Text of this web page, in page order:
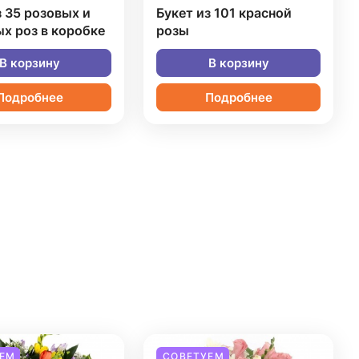
35 розовых и
роз в коробке
корзину
Букет из 101 красной
розы
В корзину
Подробнее
СОВЕТУЕМ